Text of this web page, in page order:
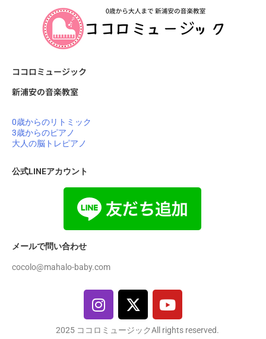
ココロミュージック
新浦安の音楽教室
0歳からのリトミック
3歳からのピアノ
大人の脳トレピアノ
公式LINEアカウント
メールで問い合わせ
cocolo@mahalo-baby.com
2025 ココロミュージックAll rights reserved.